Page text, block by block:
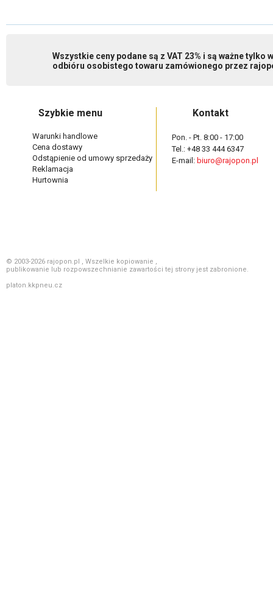
Wszystkie ceny podane są z VAT 23% i są ważne
odbióru osobistego towaru zamówionego przez
Szybkie menu
Warunki handlowe
Cena dostawy
Odstąpienie od umowy sprzedaży
Reklamacja
Hurtownia
Kontakt
Pon. - Pt. 8:00 - 17:00
Tel.: +48 33 444 6347
E-mail: biuro@rajopon.pl
© 2003-2026 rajopon.pl , Wszelkie kopiowanie ,
publikowanie lub rozpowszechnianie zawartości tej strony jest zabronione.
platon.kkpneu.cz